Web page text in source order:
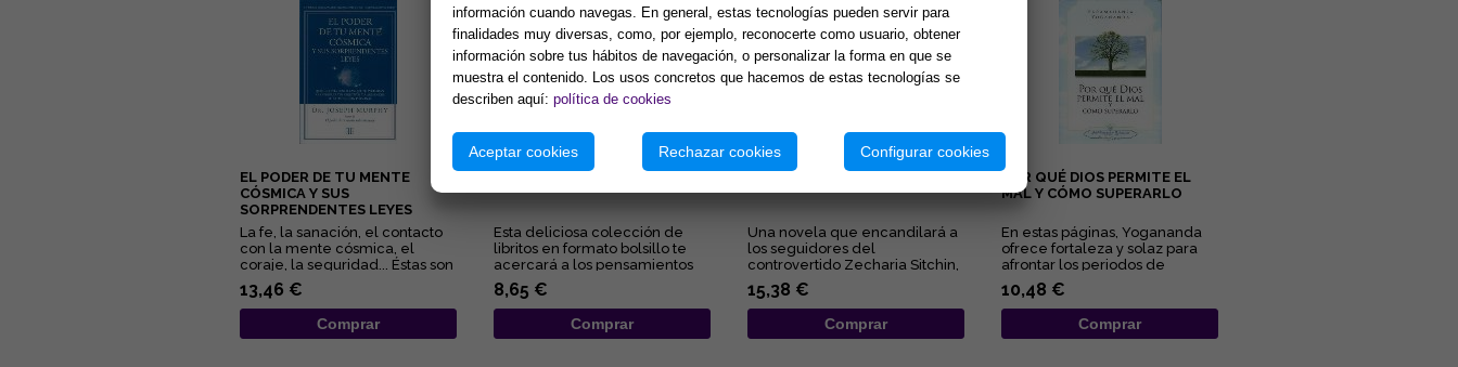
EL PODER DE TU MENTE
CÓSMICA Y SUS
SORPRENDENTES LEYES
La fe, la sanación, el contacto
con la mente cósmica, el
coraje, la seguridad... Éstas son
algunas de las quin...
13,46 €
Comprar
Esta deliciosa colección de
libritos en formato bolsillo te
acercará a los pensamientos
de Elizabeth Clare Pro...
8,65 €
Comprar
Una novela que encandilará a
los seguidores del
controvertido Zecharia Sitchin,
pues en ella combina sus
obses...
15,38 €
Comprar
POR QUÉ DIOS PERMITE EL
MAL Y CÓMO SUPERARLO
En estas páginas, Yogananda
ofrece fortaleza y solaz para
afrontar los periodos de
adversidad al esclarecer lo...
10,48 €
Comprar
información cuando navegas. En general, estas tecnologías pueden servir para
finalidades muy diversas, como, por ejemplo, reconocerte como usuario, obtener
información sobre tus hábitos de navegación, o personalizar la forma en que se
muestra el contenido. Los usos concretos que hacemos de estas tecnologías se
describen aquí: política de cookies
Aceptar cookies Rechazar cookies Configurar cookies